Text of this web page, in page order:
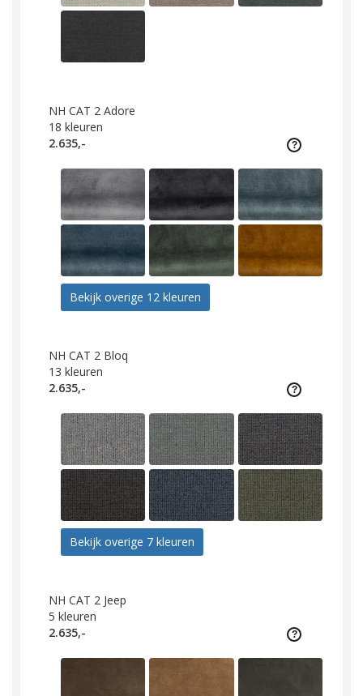
NH CAT 2 Adore
18 kleuren
2.635,-
Bekijk overige 12 kleuren
NH CAT 2 Bloq
13 kleuren
2.635,-
Bekijk overige 7 kleuren
NH CAT 2 Jeep
5 kleuren
2.635,-